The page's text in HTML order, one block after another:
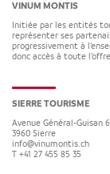
VINUM MONTIS
Initiée par les entités
représenter ses
progressivement à
donc accès à toute
SIERRE TOURISME
Avenue Général-Guisan 6
3960 Sierre
info@vinumontis.ch
T +41 27 455 85 35